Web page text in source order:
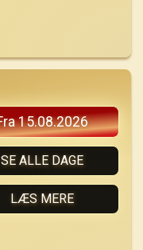
Fra 15.08.2026
SE ALLE DAGE
LÆS MERE